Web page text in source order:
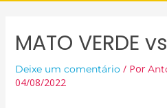
MATO VERDE
Deixe um comentário / Por
04/08/2022